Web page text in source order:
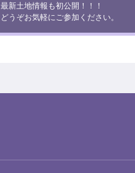
最新土地情報も初公開！！！
どうぞお気軽にご参加ください。